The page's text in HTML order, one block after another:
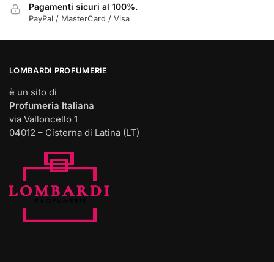
Pagamenti sicuri al 100%.
PayPal / MasterCard / Visa
LOMBARDI PROFUMERIE
è un sito di
Profumeria Italiana
via Valloncello 1
04012 – Cisterna di Latina (LT)